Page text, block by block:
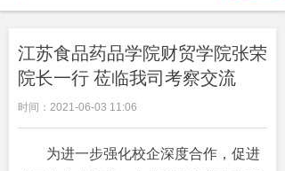
江苏食品药品学院财贸学院张荣
院长一行 莅临我司考察交流
时间： 2021-06-03 11:06
为进一步强化校企深度合作，促进